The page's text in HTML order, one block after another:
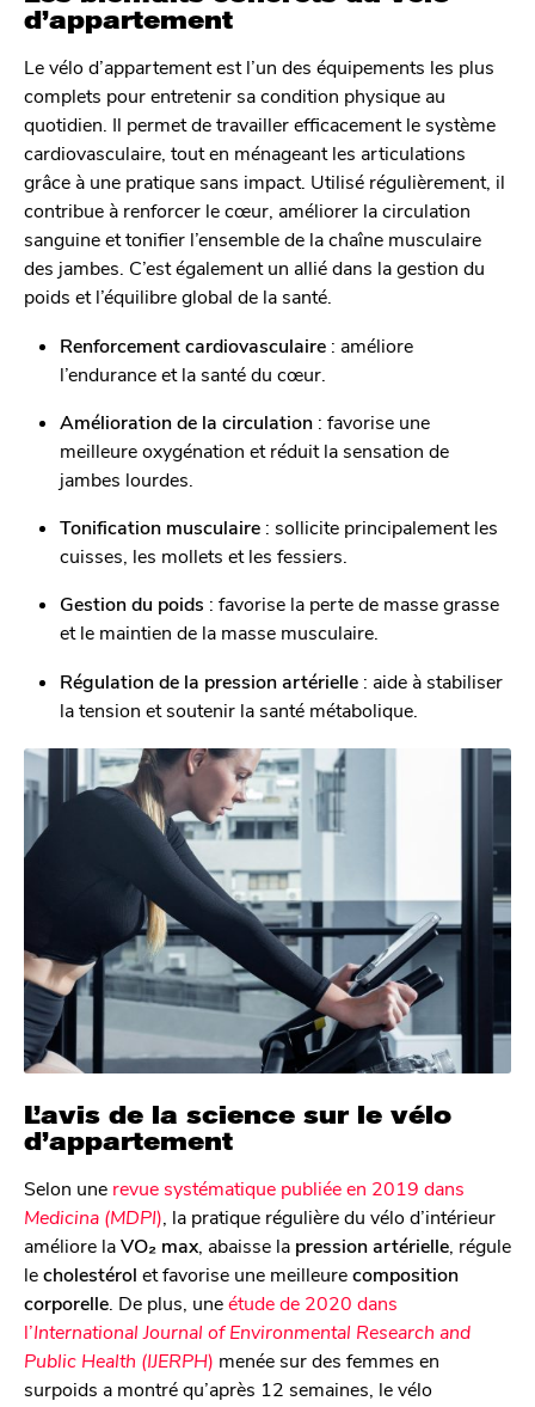
d’appartement
Le vélo d’appartement est l’un des équipements les plus
complets pour entretenir sa condition physique au
quotidien. Il permet de travailler efficacement le système
cardiovasculaire, tout en ménageant les articulations
grâce à une pratique sans impact. Utilisé régulièrement, il
contribue à renforcer le cœur, améliorer la circulation
sanguine et tonifier l’ensemble de la chaîne musculaire
des jambes. C’est également un allié dans la gestion du
poids et l’équilibre global de la santé.
Renforcement cardiovasculaire : améliore
l’endurance et la santé du cœur.
Amélioration de la circulation : favorise une
meilleure oxygénation et réduit la sensation de
jambes lourdes.
Tonification musculaire : sollicite principalement les
cuisses, les mollets et les fessiers.
Gestion du poids : favorise la perte de masse grasse
et le maintien de la masse musculaire.
Régulation de la pression artérielle : aide à stabiliser
la tension et soutenir la santé métabolique.
L’avis de la science sur le vélo
d’appartement
Selon une revue systématique publiée en 2019 dans
Medicina (MDPI), la pratique régulière du vélo d’intérieur
améliore laVO₂ max, abaisse la pression artérielle, régule
lecholestérol et favorise une meilleurecomposition
corporelle. De plus, uneétude de 2020 dans
l’International Journal of Environmental Research and
Public Health (IJERPH) menée sur des femmes en
surpoids a montré qu’après 12 semaines, le vélo